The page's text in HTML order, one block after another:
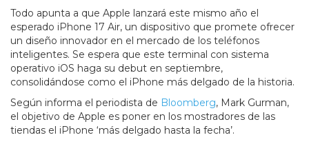
Todo apunta a que Apple lanzará este mismo año el
esperado iPhone 17 Air, un dispositivo que promete ofrecer
un diseño innovador en el mercado de los teléfonos
inteligentes. Se espera que este terminal con sistema
operativo iOS haga su debut en septiembre,
consolidándose como el iPhone más delgado de la historia.
Según informa el periodista de Bloomberg, Mark Gurman,
el objetivo de Apple es poner en los mostradores de las
tiendas el iPhone ‘más delgado hasta la fecha’.